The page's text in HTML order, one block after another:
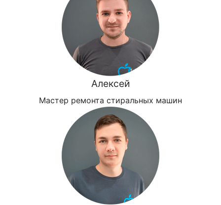
Алексей
Мастер ремонта стиральных машин